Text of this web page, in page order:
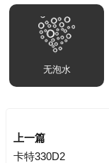
无泡水
上一篇
卡特330D2